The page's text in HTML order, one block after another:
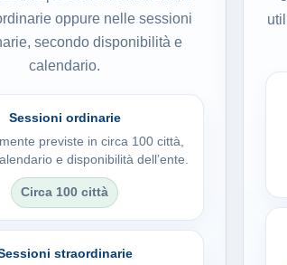
oppure nelle sessioni
secondo disponibilità e
calendario.
Sessioni ordinarie
previste in circa 100 città,
e disponibilità dell’ente.
Circa 100 città
straordinarie